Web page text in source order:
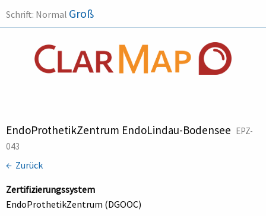
Schrift: Normal Groß
EndoProthetikZentrum EndoLindau-Bodensee EPZ-
043
← Zurück
Zertifizierungssystem
EndoProthetikZentrum (DGOOC)